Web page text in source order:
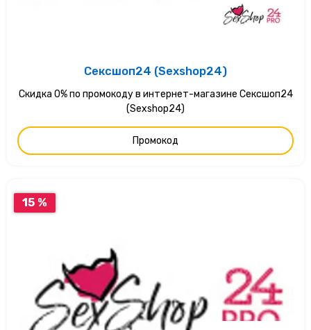
Сексшоп24 (Sexshop24)
Скидка 0% по промокоду в интернет-магазине Сексшоп24
(Sexshop24)
Промокод
15 %